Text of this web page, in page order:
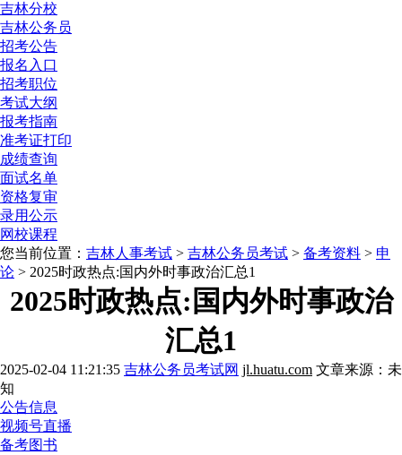
吉林分校
吉林公务员
招考公告
报名入口
招考职位
考试大纲
报考指南
准考证打印
成绩查询
面试名单
资格复审
录用公示
网校课程
您当前位置： 吉林人事考试 > 吉林公务员考试 > 备考资料 > 申
论 > 2025时政热点:国内外时事政治汇总1
2025时政热点:国内外时事政治
汇总1
2025-02-04 11:21:35 吉林公务员考试网 jl.huatu.com 文章来源：未
知
公告信息
视频号直播
备考图书